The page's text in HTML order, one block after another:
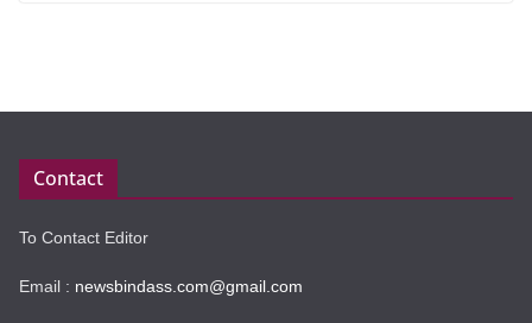
Contact
To Contact Editor
Email : newsbindass.com@gmail.com